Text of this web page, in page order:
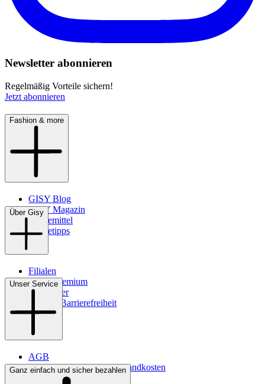
Newsletter abonnieren
Regelmäßig Vorteile sichern!
Jetzt abonnieren
Fashion & more
GISY Blog
GISY Magazin
Pflegemittel
Pflegetipps
Über Gisy
Filialen
WMS-Premium
Newsletter
Digitale Barrierefreiheit
Unser Service
AGB
Lieferbedingungen & Versandkosten
Bezahlung
Ganz einfach und sicher bezahlen